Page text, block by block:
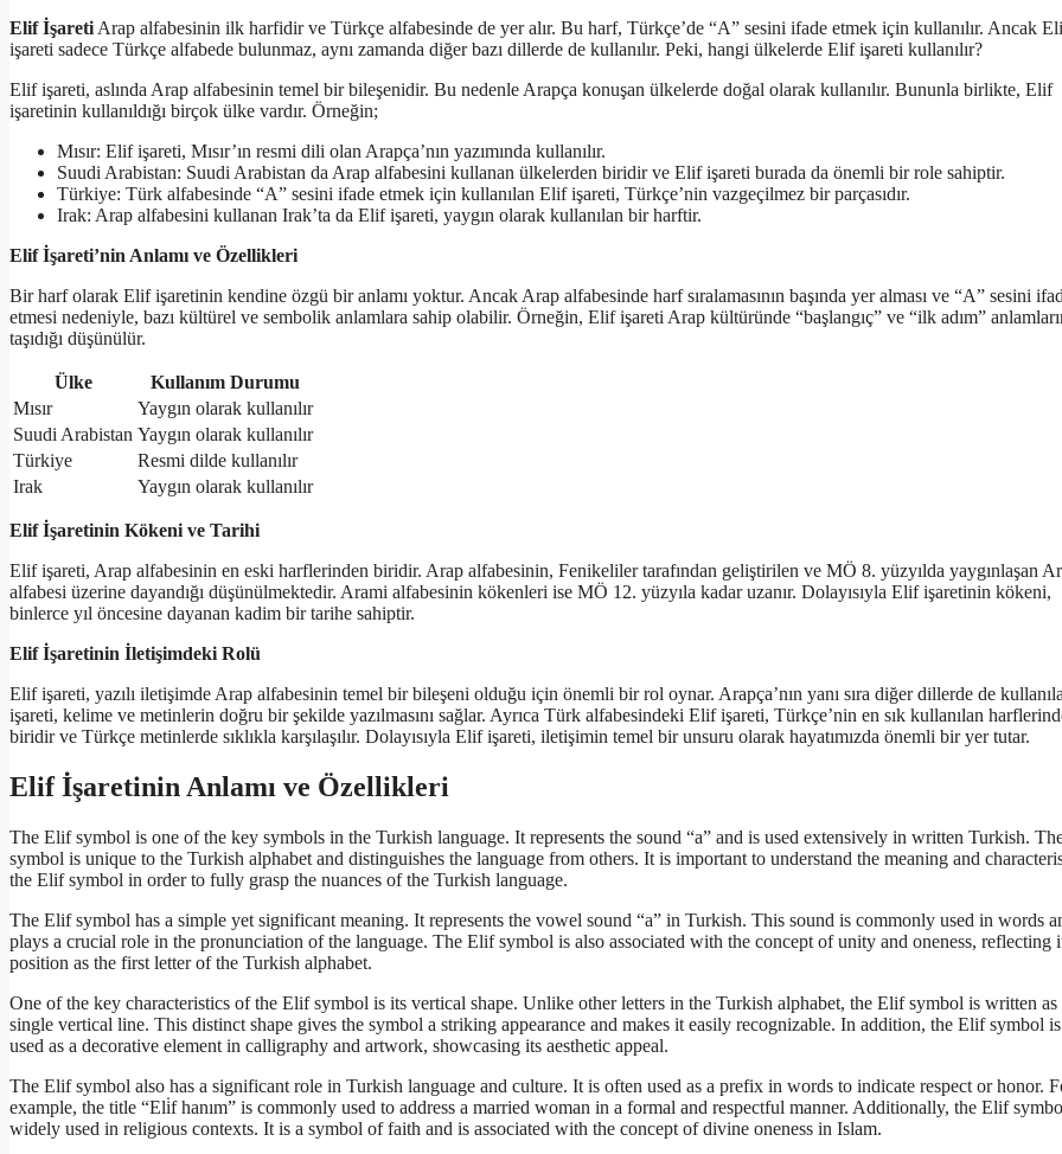
Elif İşareti Arap alfabesinin ilk harfidir ve Türkçe alfabesinde de yer alır. Bu harf, Türkçe’de “A” sesini ifade etmek için kullanılır. Ancak
işareti sadece Türkçe alfabede bulunmaz, aynı zamanda diğer bazı dillerde de kullanılır. Peki, hangi ülkelerde Elif işareti kullanılır?
Elif işareti, aslında Arap alfabesinin temel bir bileşenidir. Bu nedenle Arapça konuşan ülkelerde doğal olarak kullanılır. Bununla birlikte, Elif
işaretinin kullanıldığı birçok ülke vardır. Örneğin;
Mısır: Elif işareti, Mısır’ın resmi dili olan Arapça’nın yazımında kullanılır.
Suudi Arabistan: Suudi Arabistan da Arap alfabesini kullanan ülkelerden biridir ve Elif işareti burada da önemli bir role sahiptir.
Türkiye: Türk alfabesinde “A” sesini ifade etmek için kullanılan Elif işareti, Türkçe’nin vazgeçilmez bir parçasıdır.
Irak: Arap alfabesini kullanan Irak’ta da Elif işareti, yaygın olarak kullanılan bir harftir.
Elif İşareti’nin Anlamı ve Özellikleri
Bir harf olarak Elif işaretinin kendine özgü bir anlamı yoktur. Ancak Arap alfabesinde harf sıralamasının başında yer alması ve “A” sesini
etmesi nedeniyle, bazı kültürel ve sembolik anlamlara sahip olabilir. Örneğin, Elif işareti Arap kültüründe “başlangıç” ve “ilk adım”
taşıdığı düşünülür.
Ülke
Kullanım Durumu
Mısır
Yaygın olarak kullanılır
Suudi Arabistan Yaygın olarak kullanılır
Türkiye
Resmi dilde kullanılır
Irak
Yaygın olarak kullanılır
Elif İşaretinin Kökeni ve Tarihi
Elif işareti, Arap alfabesinin en eski harflerinden biridir. Arap alfabesinin, Fenikeliler tarafından geliştirilen ve MÖ 8. yüzyılda yaygınlaşan
alfabesi üzerine dayandığı düşünülmektedir. Arami alfabesinin kökenleri ise MÖ 12. yüzyıla kadar uzanır. Dolayısıyla Elif işaretinin kökeni,
binlerce yıl öncesine dayanan kadim bir tarihe sahiptir.
Elif İşaretinin İletişimdeki Rolü
Elif işareti, yazılı iletişimde Arap alfabesinin temel bir bileşeni olduğu için önemli bir rol oynar. Arapça’nın yanı sıra diğer dillerde de
işareti, kelime ve metinlerin doğru bir şekilde yazılmasını sağlar. Ayrıca Türk alfabesindeki Elif işareti, Türkçe’nin en sık kullanılan
biridir ve Türkçe metinlerde sıklıkla karşılaşılır. Dolayısıyla Elif işareti, iletişimin temel bir unsuru olarak hayatımızda önemli bir yer tutar.
Elif İşaretinin Anlamı ve Özellikleri
The Elif symbol is one of the key symbols in the Turkish language. It represents the sound “a” and is used extensively in written Turkish.
symbol is unique to the Turkish alphabet and distinguishes the language from others. It is important to understand the meaning and
the Elif symbol in order to fully grasp the nuances of the Turkish language.
The Elif symbol has a simple yet significant meaning. It represents the vowel sound “a” in Turkish. This sound is commonly used in words
plays a crucial role in the pronunciation of the language. The Elif symbol is also associated with the concept of unity and oneness, reflecting
position as the first letter of the Turkish alphabet.
One of the key characteristics of the Elif symbol is its vertical shape. Unlike other letters in the Turkish alphabet, the Elif symbol is written as
single vertical line. This distinct shape gives the symbol a striking appearance and makes it easily recognizable. In addition, the Elif symbol
used as a decorative element in calligraphy and artwork, showcasing its aesthetic appeal.
The Elif symbol also has a significant role in Turkish language and culture. It is often used as a prefix in words to indicate respect or honor.
example, the title “Eli̇f hanım” is commonly used to address a married woman in a formal and respectful manner. Additionally, the Elif
widely used in religious contexts. It is a symbol of faith and is associated with the concept of divine oneness in Islam.